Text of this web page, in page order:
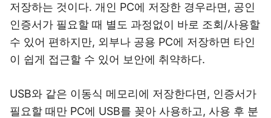
저장하는 것이다. 개인 PC에 저장한 경우라면, 공인
인증서가 필요할 때 별도 과정없이 바로 조회/사용할
수 있어 편하지만, 외부나 공용 PC에 저장하면 타인
이 쉽게 접근할 수 있어 보안에 취약하다.
USB와 같은 이동식 메모리에 저장한다면, 인증서가
필요할 때만 PC에 USB를 꽂아 사용하고, 사용 후 분